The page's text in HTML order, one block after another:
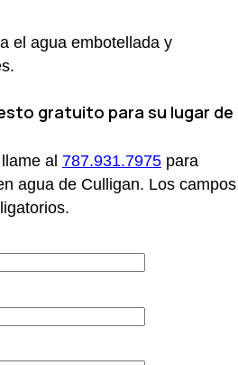
el agua embotellada y
gratuito para su lugar de
al 787.931.7975 para
agua de Culligan. Los campos